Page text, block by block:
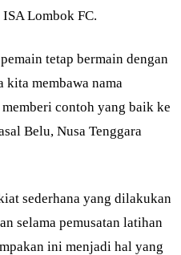
Lombok FC.
tetap bermain dengan
kita membawa nama
contoh yang baik ke
Belu, Nusa Tenggara
sederhana yang dilakukan
selama pemusatan latihan
ini menjadi hal yang